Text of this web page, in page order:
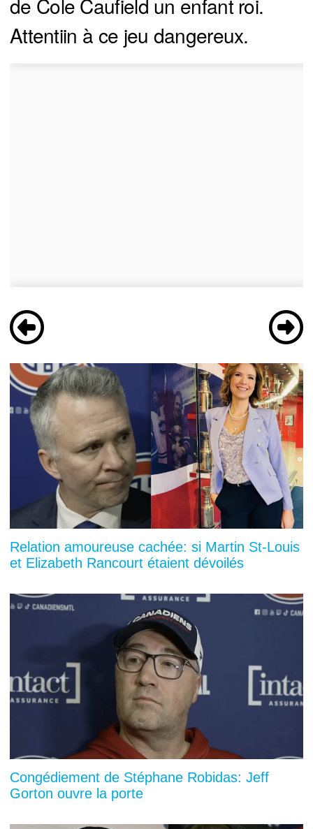
Attentiin à ce jeu dangereux.
Relation amoureuse cachée: si Martin St-Louis
et Elizabeth Rancourt étaient dévoilés
Congédiement de Stéphane Robidas: Jeff
Gorton ouvre la porte